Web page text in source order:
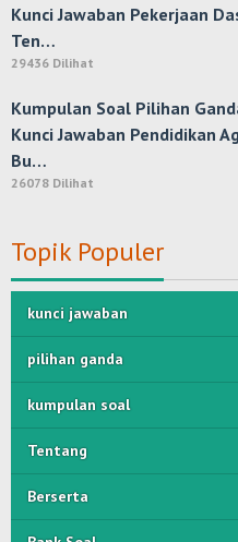
Kunci Jawaban Pekerjaan
Ten…
29436 Dilihat
Kumpulan Soal Pilihan
Kunci Jawaban Pendidikan
Bu…
26078 Dilihat
Topik Populer
kunci jawaban
pilihan ganda
kumpulan soal
Tentang
Berserta